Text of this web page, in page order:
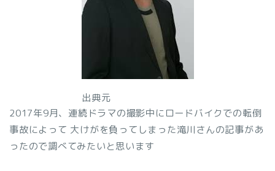
出典元
2017年9月、連続ドラマの撮影中にロードバイクでの転倒
事故によって 大けがを負ってしまった滝川さんの記事があ
ったので調べてみたいと思います